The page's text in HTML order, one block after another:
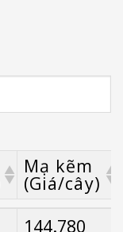
Mạ kẽm
(Giá/cây)
Mạ kẽm
144.780